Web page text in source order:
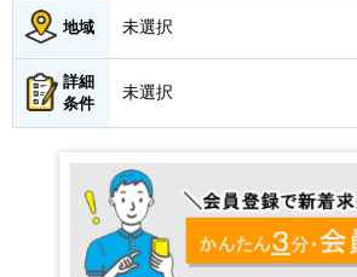
地域 未選択
詳細
条件
未選択